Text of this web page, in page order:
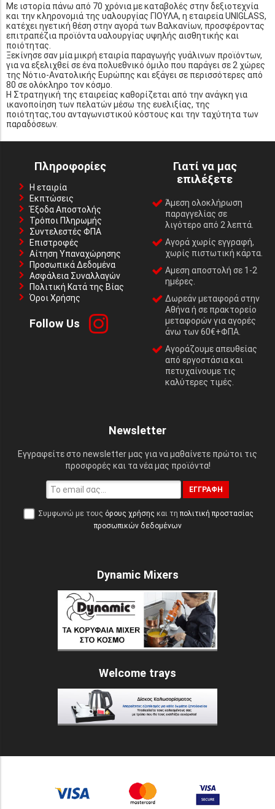
Με ιστορία πάνω από 70 χρόνια με καταβολές στην δεξιοτεχνία
και την κληρονομιά της υαλουργίας ΓΙΟΥΛΑ, η εταιρεία UNIGLASS,
κατέχει ηγετική θέση στην αγορά των Βαλκανίων, προσφέροντας
επιτραπέζια προϊόντα υαλουργίας υψηλής αισθητικής και
ποιότητας.
Ξεκίνησε σαν μία μικρή εταιρία παραγωγής γυάλινων προϊόντων,
για να εξελιχθεί σε ένα πολυεθνικό όμιλο που παράγει σε 2 χώρες
της Νότιο-Ανατολικής Ευρώπης και εξάγει σε περισσότερες από
80 σε ολόκληρο τον κόσμο.
Η Στρατηγική της εταιρείας καθορίζεται από την ανάγκη για
ικανοποίηση των πελατών μέσω της ευελιξίας, της
ποιότητας,του ανταγωνιστικού κόστους και την ταχύτητα των
παραδόσεων.
Πληροφορίες
Η εταιρία
Εκπτώσεις
Έξοδα Αποστολής
Τρόποι Πληρωμής
Συντελεστές ΦΠΑ
Επιστροφές
Αίτηση Υπαναχώρησης
Προσωπικά Δεδομένα
Ασφάλεια Συναλλαγών
Πολιτική Κατά της Βίας
Όροι Χρήσης
Follow Us
Γιατί να μας
επιλέξετε
Άμεση ολοκλήρωση
παραγγελίας σε
λιγότερο από 2 λεπτά.
Αγορά χωρίς εγγραφή,
χωρίς πιστωτική κάρτα.
Αμεση αποστολή σε 1-2
ημέρες.
Δωρεάν μεταφορά στην
Αθήνα ή σε πρακτορείο
μεταφορών για αγορές
άνω των 60€+ΦΠΑ.
Αγοράζουμε απευθείας
από εργοστάσια και
πετυχαίνουμε τις
καλύτερες τιμές.
Newsletter
Εγγραφείτε στο newsletter μας για να μαθαίνετε πρώτοι τις
προσφορές και τα νέα μας προϊόντα!
ΕΓΓΡΑΦΉ
Συμφωνώ με τους όρους χρήσης και τη πολιτική προστασίας
προσωπικών δεδομένων
Dynamic Mixers
Welcome trays